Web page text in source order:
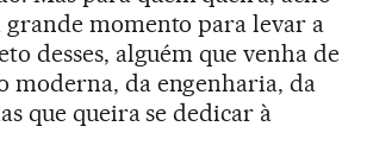
grande momento para levar a
desses, alguém que venha de
moderna, da engenharia, da
que queira se dedicar à